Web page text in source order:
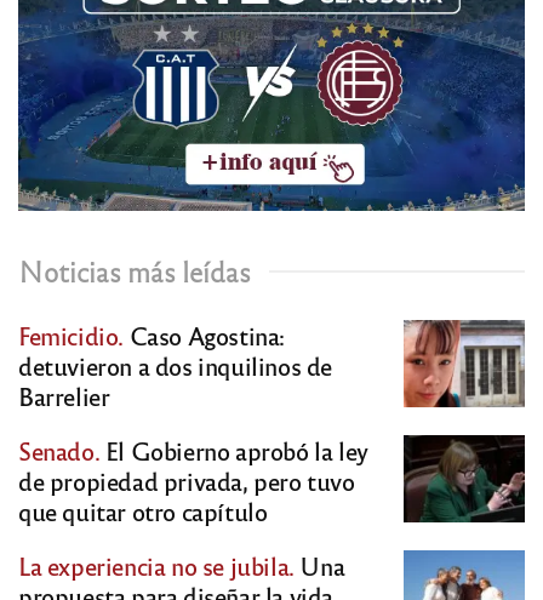
Noticias más leídas
Femicidio. Caso Agostina:
detuvieron a dos inquilinos de
Barrelier
Senado. El Gobierno aprobó la ley
de propiedad privada, pero tuvo
que quitar otro capítulo
La experiencia no se jubila. Una